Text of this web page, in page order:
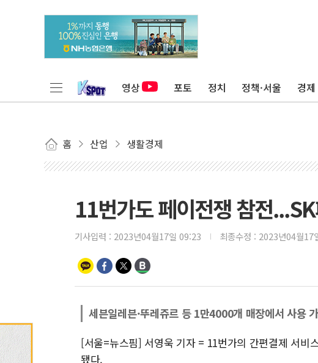
영상 포토 정치 정책·서울 경제
홈 산업 생활경제
11번가도 페이전쟁 참전
기사입력 : 2023년04월17일 09:23 최종수정 : 2023년04월17
세븐일레븐·뚜레쥬르 등 1만4000개 매장에서 사용
[서울=뉴스핌] 서영욱 기자 = 11번가의 간편결제 서비
됐다.